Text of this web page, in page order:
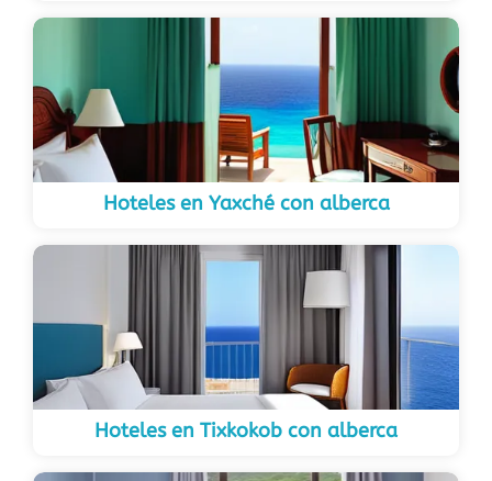
Hoteles en Yaxché con alberca
Hoteles en Tixkokob con alberca